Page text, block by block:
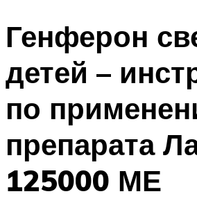
Генферон
детей –
по
препарата
125000 МЕ